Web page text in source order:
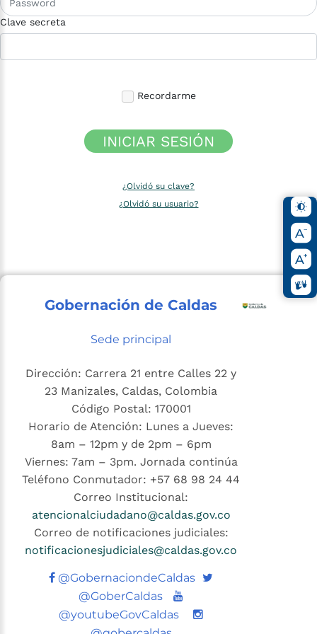
Clave secreta
Recordarme
INICIAR SESIÓN
¿Olvidó su clave?
¿Olvidó su usuario?
Gobernación de Caldas
Sede principal
Dirección: Carrera 21 entre Calles 22 y
23 Manizales, Caldas, Colombia
Código Postal: 170001
Horario de Atención: Lunes a Jueves:
8am – 12pm y de 2pm – 6pm
Viernes: 7am – 3pm. Jornada continúa
Teléfono Conmutador: +57 68 98 24 44
Correo Institucional:
atencionalciudadano@caldas.gov.co
Correo de notificaciones judiciales:
notificacionesjudiciales@caldas.gov.co
@GobernaciondeCaldas Twitter
@GoberCaldas
Youtube
@youtubeGovCaldas